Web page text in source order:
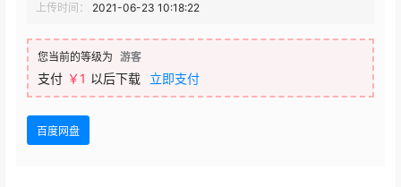
上传时间：
2021-06-23 10:18:22
您当前的等级为 游客
支付 ￥1 以后下载 立即支付
百度网盘